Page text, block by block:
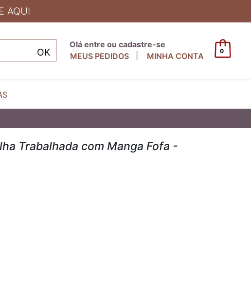
AQUI
Olá entre ou cadastre-se
MEUS PEDIDOS
MINHA CONTA
0
Trabalhada com Manga Fofa -